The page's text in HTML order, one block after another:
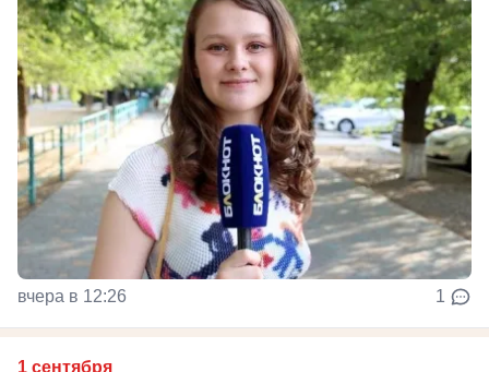
вчера в 12:26 1
1 сентября